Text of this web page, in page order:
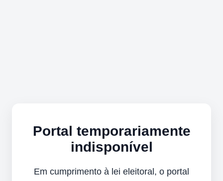
Portal temporariamente
indisponível
Em cumprimento à lei eleitoral, o portal